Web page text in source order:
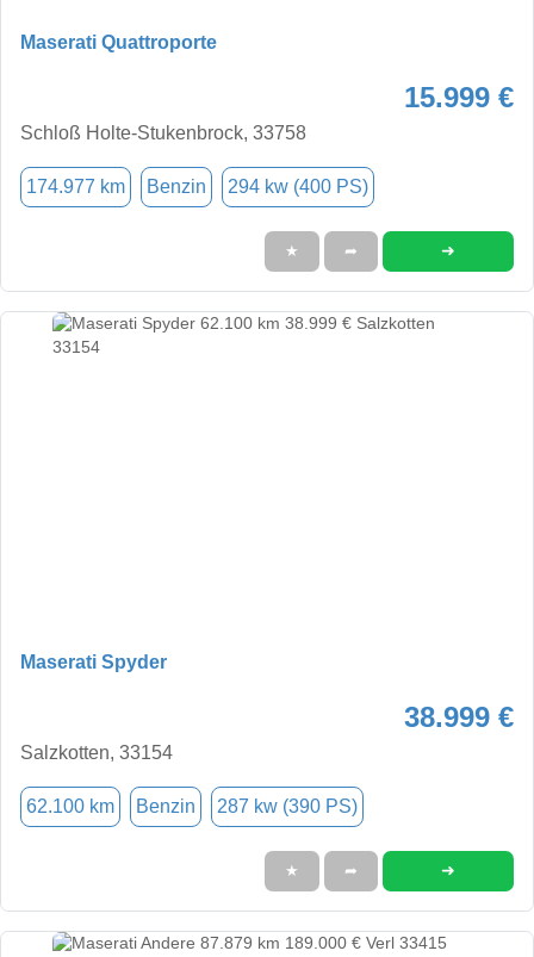
Maserati Quattroporte
15.999 €
Schloß Holte-Stukenbrock, 33758
174.977 km Benzin 294 kw (400 PS)
★ ➦ ➜
Maserati Spyder
38.999 €
Salzkotten, 33154
62.100 km Benzin 287 kw (390 PS)
★ ➦ ➜